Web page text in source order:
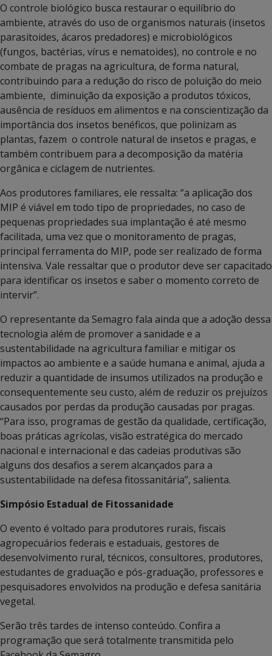
O controle biológico busca restaurar o equilíbrio do
ambiente, através do uso de organismos naturais (insetos
parasitoides, ácaros predadores) e microbiológicos
(fungos, bactérias, vírus e nematoides), no controle e no
combate de pragas na agricultura, de forma natural,
contribuindo para a redução do risco de poluição do meio
ambiente, diminuição da exposição a produtos tóxicos,
ausência de resíduos em alimentos e na conscientização da
importância dos insetos benéficos, que polinizam as
plantas, fazem o controle natural de insetos e pragas, e
também contribuem para a decomposição da matéria
orgânica e ciclagem de nutrientes.
Aos produtores familiares, ele ressalta: “a aplicação dos
MIP é viável em todo tipo de propriedades, no caso de
pequenas propriedades sua implantação é até mesmo
facilitada, uma vez que o monitoramento de pragas,
principal ferramenta do MIP, pode ser realizado de forma
intensiva. Vale ressaltar que o produtor deve ser capacitado
para identificar os insetos e saber o momento correto de
intervir”.
O representante da Semagro fala ainda que a adoção dessa
tecnologia além de promover a sanidade e a
sustentabilidade na agricultura familiar e mitigar os
impactos ao ambiente e a saúde humana e animal, ajuda a
reduzir a quantidade de insumos utilizados na produção e
consequentemente seu custo, além de reduzir os prejuízos
causados por perdas da produção causadas por pragas.
“Para isso, programas de gestão da qualidade, certificação,
boas práticas agrícolas, visão estratégica do mercado
nacional e internacional e das cadeias produtivas são
alguns dos desafios a serem alcançados para a
sustentabilidade na defesa fitossanitária”, salienta.
Simpósio Estadual de Fitossanidade
O evento é voltado para produtores rurais, fiscais
agropecuários federais e estaduais, gestores de
desenvolvimento rural, técnicos, consultores, produtores,
estudantes de graduação e pós-graduação, professores e
pesquisadores envolvidos na produção e defesa sanitária
vegetal.
Serão três tardes de intenso conteúdo. Confira a
programação que será totalmente transmitida pelo